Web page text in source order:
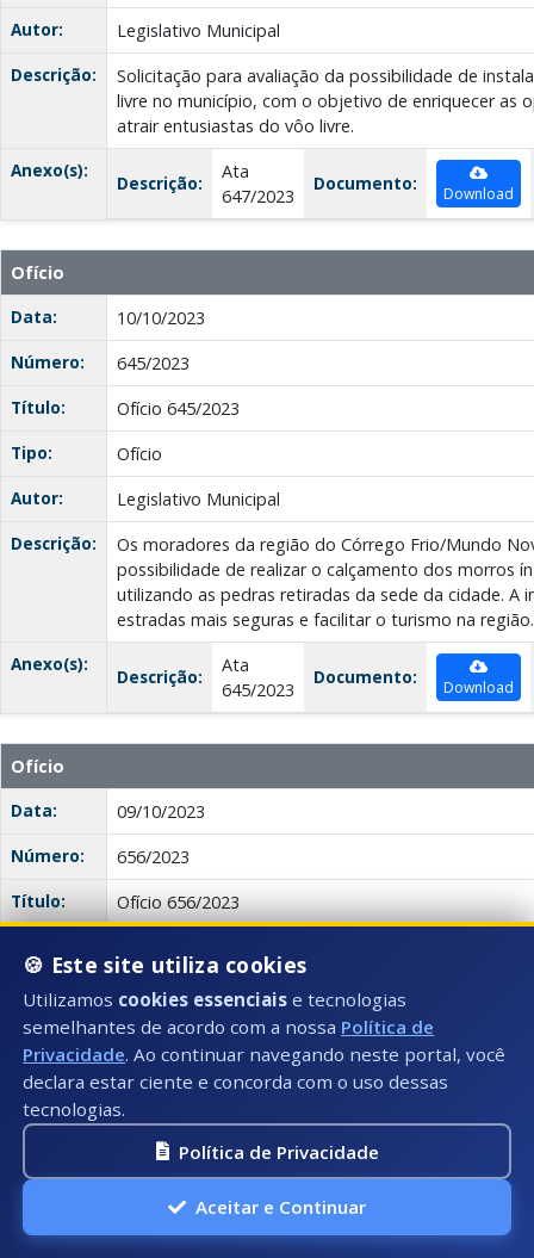
Autor:
Legislativo Municipal
Descrição:
Solicitação para avaliação da possibilidade de
livre no município, com o objetivo de enriquecer as
atrair entusiastas do vôo livre.
Anexo(s):
Descrição:
Ata
647/2023
Documento: Download
Ofício
Data:
10/10/2023
Número:
645/2023
Título:
Ofício 645/2023
Tipo:
Ofício
Autor:
Legislativo Municipal
Descrição:
Os moradores da região do Córrego Frio/Mundo
possibilidade de realizar o calçamento dos morros
utilizando as pedras retiradas da sede da cidade. A
estradas mais seguras e facilitar o turismo na região.
Anexo(s):
Descrição:
Ata
645/2023
Documento: Download
Ofício
Data:
09/10/2023
Número:
656/2023
Título:
Ofício 656/2023
Autor:
Legislativo Municipal
Descrição:
Ofício expressando parabéns e gratidão pelo
Dary Alves Pagung em prol da região do Caparaó
dedicação à preservação ambiental, turismo
econômico local, educação, saúde e bem-estar
Ata
656/2023
Download
🍪 Este site utiliza cookies
Utilizamos cookies essenciais e tecnologias
semelhantes de acordo com a nossa Política de
Privacidade. Ao continuar navegando neste portal, você
declara estar ciente e concorda com o uso dessas
tecnologias.
Política de Privacidade
Aceitar e Continuar